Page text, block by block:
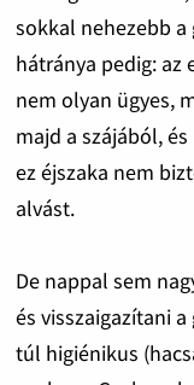
sokkal nehezebb a
hátránya pedig: az
nem olyan ügyes,
majd a szájából,
ez éjszaka nem
alvást.
De nappal sem
és visszaigazítani
túl higiénikus